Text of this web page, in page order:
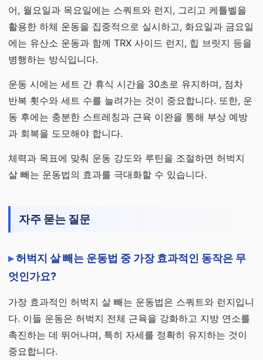
어, 월요일과 목요일에는 스쿼트와 런지, 그리고 케틀벨을
활용한 하체 운동을 집중적으로 실시하고, 화요일과 금요일
에는 유산소 운동과 함께 TRX 사이드 런지, 힙 브릿지 등을
병행하는 방식입니다.
운동 시에는 세트 간 휴식 시간을 30초로 유지하며, 점차
반복 횟수와 세트 수를 늘려가는 것이 중요합니다. 또한, 운
동 후에는 충분한 스트레칭과 근육 이완을 통해 부상 예방
과 회복을 도모해야 합니다.
체력과 목표에 맞춰 운동 강도와 루틴을 조절하면 허벅지
살 빼는 운동법의 효과를 극대화할 수 있습니다.
자주 묻는 질문
허벅지 살 빼는 운동법 중 가장 효과적인 동작은 무
엇인가요?
가장 효과적인 허벅지 살 빼는 운동법은 스쿼트와 런지입니
다. 이들 운동은 허벅지 전체 근육을 강화하고 지방 연소를
촉진하는 데 뛰어나며, 특히 자세를 정확히 유지하는 것이
중요합니다.